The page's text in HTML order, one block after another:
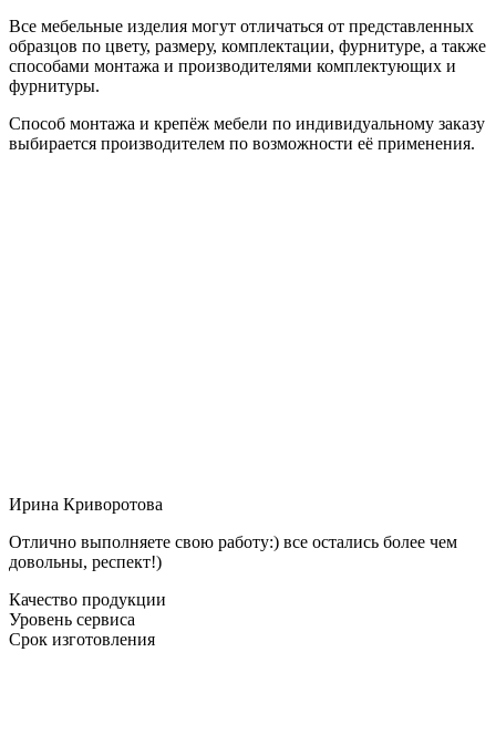
Все мебельные изделия могут отличаться от представленных
образцов по цвету, размеру, комплектации, фурнитуре, а также
способами монтажа и производителями комплектующих и
фурнитуры.
Способ монтажа и крепёж мебели по индивидуальному заказу
выбирается производителем по возможности её применения.
Ирина Криворотова
Отлично выполняете свою работу:) все остались более чем
довольны, респект!)
Качество продукции
Уровень сервиса
Срок изготовления